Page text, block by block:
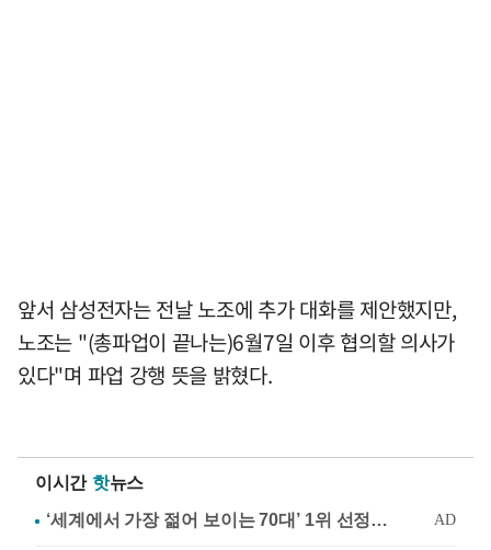
앞서 삼성전자는 전날 노조에 추가 대화를 제안했지만,
노조는 "(총파업이 끝나는)6월7일 이후 협의할 의사가
있다"며 파업 강행 뜻을 밝혔다.
이시간 핫뉴스